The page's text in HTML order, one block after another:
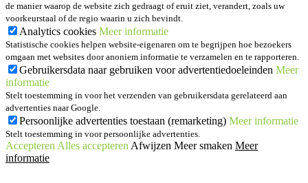
de manier waarop de website zich gedraagt of eruit ziet, verandert, zoals uw
voorkeurstaal of de regio waarin u zich bevindt.
Analytics cookies Meer informatie
Statistische cookies helpen website-eigenaren om te begrijpen hoe bezoekers
omgaan met websites door anoniem informatie te verzamelen en te rapporteren.
Gebruikersdata naar gebruiken voor advertentiedoeleinden Meer
informatie
Stelt toestemming in voor het verzenden van gebruikersdata gerelateerd aan
advertenties naar Google.
Persoonlijke advertenties toestaan (remarketing) Meer informatie
Stelt toestemming in voor persoonlijke advertenties.
Accepteren Alles accepteren Afwijzen Meer smaken Meer
informatie